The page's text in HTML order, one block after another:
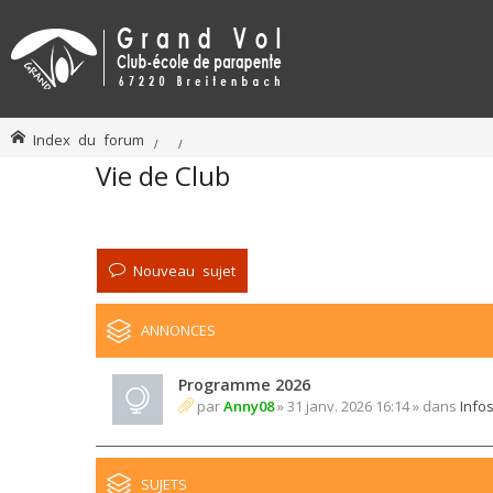
Index du forum
Vie de Club
Nouveau sujet
ANNONCES
Programme 2026
parAnny08» 31 janv. 2026 16:14 » dans Infos
SUJETS